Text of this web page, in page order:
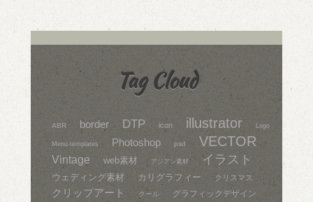
Tag Cloud
ABR border DTP icon illustrator Logo
Menu-templates Photoshop psd VECTOR
Vintage web素材 アジアン素材 イラスト
ウェディング素材 カリグラフィー クリスマス
クリップアート クール グラフィックデザイン